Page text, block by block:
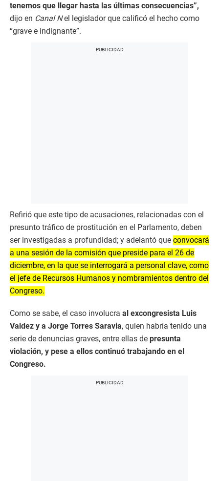
tenemos que llegar hasta las últimas consecuencias”,
dijo en Canal Nel legislador que calificó el hecho como
“grave e indignante”.
Refirió que este tipo de acusaciones, relacionadas con el
presunto tráfico de prostitución en el Parlamento, deben
ser investigadas a profundidad; y adelantó que convocará
a una sesión de la comisión que preside para el 26 de
diciembre, en la que se interrogará a personal clave, como
el jefe de Recursos Humanos y nombramientos dentro del
Congreso.
Como se sabe, el caso involucra al excongresista Luis
Valdez y a Jorge Torres Saravia, quien habría tenido una
serie de denuncias graves, entre ellas de presunta
violación, y pese a ellos continuó trabajando en el
Congreso.